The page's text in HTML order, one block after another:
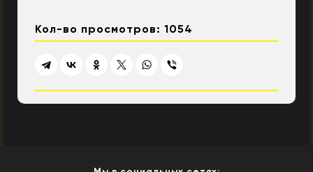
Кол-во просмотров: 1054